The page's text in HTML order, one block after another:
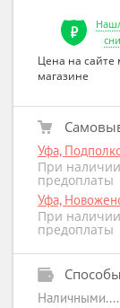
Цена на сайте
магазине
Уфа,
При
предоплаты
Уфа,
При
предоплаты
Наличными